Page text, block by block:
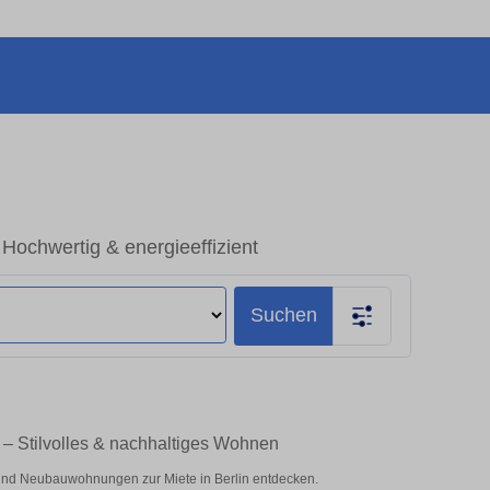
& energieeffizient
Suchen
Stilvolles & nachhaltiges Wohnen
Neubauwohnungen zur Miete in Berlin entdecken.